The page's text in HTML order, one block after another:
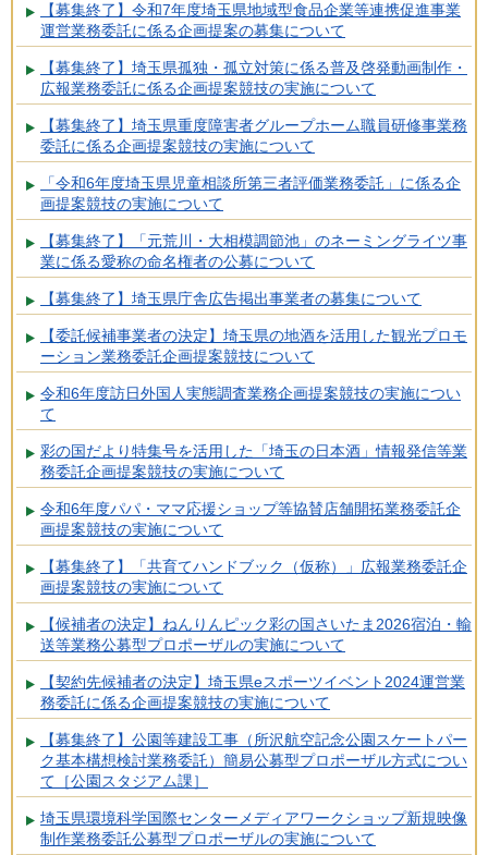
【募集終了】令和7年度埼玉県地域型食品企業等連携促進事業
運営業務委託に係る企画提案の募集について
【募集終了】埼玉県孤独・孤立対策に係る普及啓発動画制作・
広報業務委託に係る企画提案競技の実施について
【募集終了】埼玉県重度障害者グループホーム職員研修事業務
委託に係る企画提案競技の実施について
「令和6年度埼玉県児童相談所第三者評価業務委託」に係る企
画提案競技の実施について
【募集終了】「元荒川・大相模調節池」のネーミングライツ事
業に係る愛称の命名権者の公募について
【募集終了】埼玉県庁舎広告掲出事業者の募集について
【委託候補事業者の決定】埼玉県の地酒を活用した観光プロモ
ーション業務委託企画提案競技について
令和6年度訪日外国人実態調査業務企画提案競技の実施につい
て
彩の国だより特集号を活用した「埼玉の日本酒」情報発信等業
務委託企画提案競技の実施について
令和6年度パパ・ママ応援ショップ等協賛店舗開拓業務委託企
画提案競技の実施について
【募集終了】「共育てハンドブック（仮称）」広報業務委託企
画提案競技の実施について
【候補者の決定】ねんりんピック彩の国さいたま2026宿泊・輸
送等業務公募型プロポーザルの実施について
【契約先候補者の決定】埼玉県eスポーツイベント2024運営業
務委託に係る企画提案競技の実施について
【募集終了】公園等建設工事（所沢航空記念公園スケートパー
ク基本構想検討業務委託）簡易公募型プロポーザル方式につい
て［公園スタジアム課］
埼玉県環境科学国際センターメディアワークショップ新規映像
制作業務委託公募型プロポーザルの実施について